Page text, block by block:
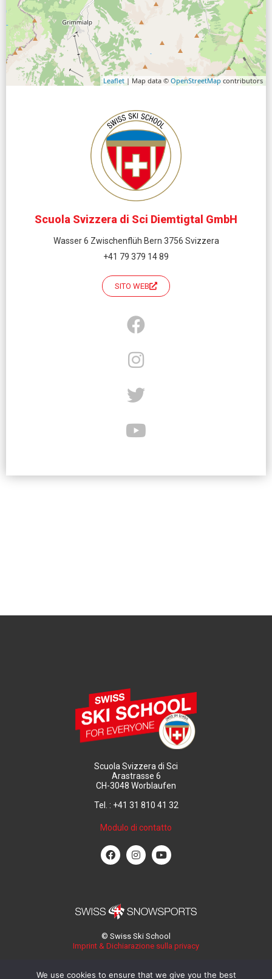
Leaflet | Map data © OpenStreetMap contributors
Scuola Svizzera di Sci Diemtigtal GmbH
Wasser 6 Zwischenflüh Bern 3756 Svizzera
+41 79 379 14 89
SITO WEB
Scuola Svizzera di Sci
Arastrasse 6
CH-3048 Worblaufen
Tel. : +41 31 810 41 32
Modulo di contatto
© Swiss Ski School
Imprint & Dichiarazione sulla privacy
We use cookies to ensure that we give you the best